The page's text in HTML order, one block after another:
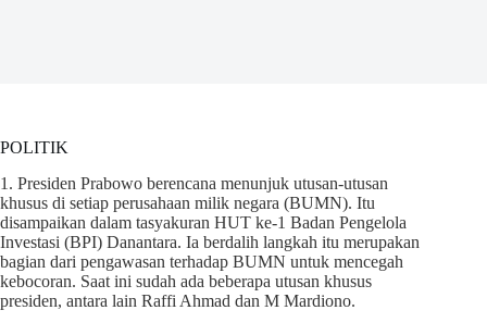
POLITIK
1. Presiden Prabowo berencana menunjuk utusan-utusan
khusus di setiap perusahaan milik negara (BUMN). Itu
disampaikan dalam tasyakuran HUT ke-1 Badan Pengelola
Investasi (BPI) Danantara. Ia berdalih langkah itu merupakan
bagian dari pengawasan terhadap BUMN untuk mencegah
kebocoran. Saat ini sudah ada beberapa utusan khusus
presiden, antara lain Raffi Ahmad dan M Mardiono.